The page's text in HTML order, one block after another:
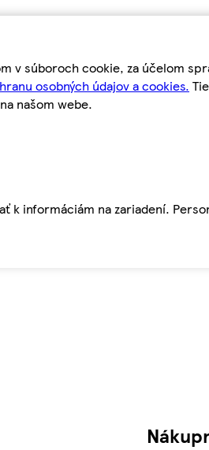
v súboroch cookie, za účelom
osobných údajov a cookies.
našom webe.
informáciám na zariadení.